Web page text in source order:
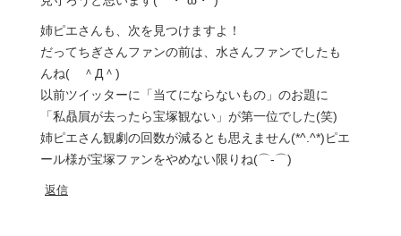
姉ピエさんも、次を見つけますよ！
だってちぎさんファンの前は、水さんファンでしたも
んね( ＾Д＾)
以前ツイッターに「当てにならないもの」のお題に
「私贔屓が去ったら宝塚観ない」が第一位でした(笑)
姉ピエさん観劇の回数が減るとも思えません(*^.^*)ピエ
ール様が宝塚ファンをやめない限りね(⌒‐⌒)
返信